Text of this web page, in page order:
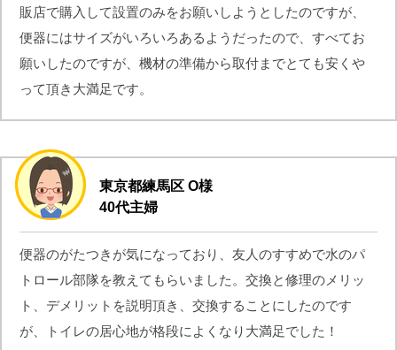
販店で購入して設置のみをお願いしようとしたのですが、
便器にはサイズがいろいろあるようだったので、すべてお
願いしたのですが、機材の準備から取付までとても安くや
って頂き大満足です。
東京都練馬区 O様
40代主婦
便器のがたつきが気になっており、友人のすすめで水のパ
トロール部隊を教えてもらいました。交換と修理のメリッ
ト、デメリットを説明頂き、交換することにしたのです
が、トイレの居心地が格段によくなり大満足でした！